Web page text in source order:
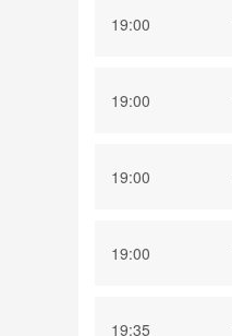
19:00
19:00
19:00
19:00
19:35